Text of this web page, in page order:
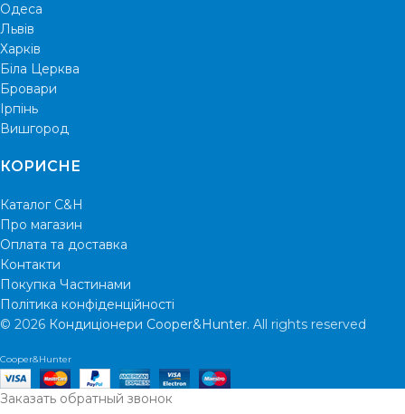
Одеса
Львів
Харків
Біла Церква
Бровари
Ірпінь
Вишгород
КОРИСНЕ
Каталог C&H
Про магазин
Оплата та доставка
Контакти
Покупка Частинами
Політика конфіденційності
© 2026 Кондиціонери Cooper&Hunter. All rights reserved
Cooper&Hunter
Заказать обратный звонок